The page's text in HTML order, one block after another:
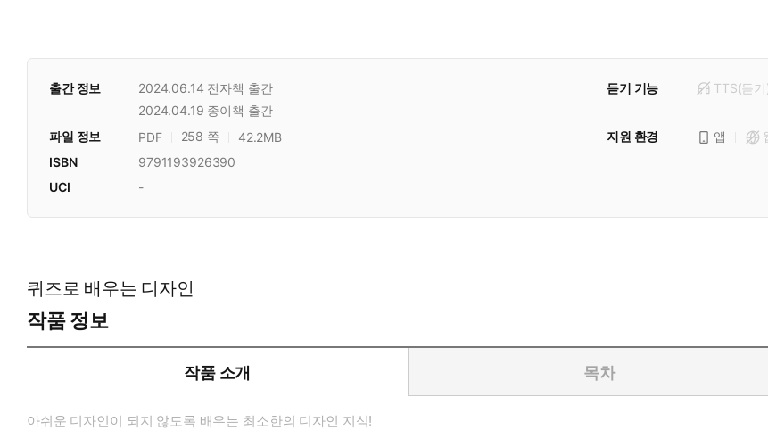
출간 정보 2024.06.14 전자책 출간
2024.04.19 종이책 출간
듣기 기능 TTS(듣기
파일 정보 PDF 258 쪽 42.2MB 지원 환경 앱
ISBN
9791193926390
UCI
-
퀴즈로 배우는 디자인
작품 정보
작품 소개 목차
아쉬운 디자인이 되지 않도록 배우는 최소한의 디자인 지식!